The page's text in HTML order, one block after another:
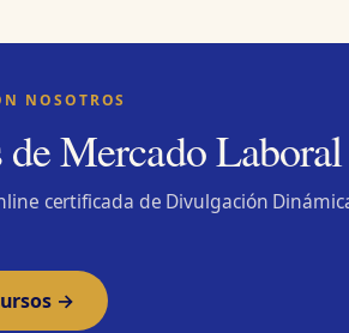
NOSOTROS
de Mercado Laboral
certificada de Divulgación
→